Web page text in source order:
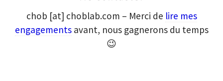
chob [at] choblab.com – Merci de lire mes
engagementsavant, nous gagnerons du temps
😉